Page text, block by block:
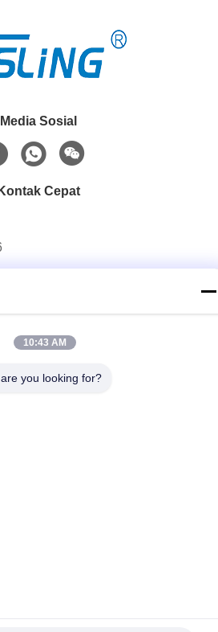
Media Sosial
Kontak Cepat
Kawasan Industri Lingang, Distrik
10:43 AM
you looking for?